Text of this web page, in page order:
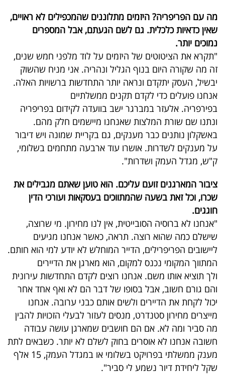
מה עם הפריפריה? היזמים מתלוננים שהמכפילים לא ראויים,
שאין כדאיות כלכלית. גם לשם הגעתם, אבל המספרים
נמוכים יותר.
"תקרא את הציטוטים של היזמים על לוד מלפני חמש שנים,
זה מה שקורה היום בנוף הגליל ונהריה. אני מניח שהשוק
יבשיל, העסק יתקדם ונראה יותר התחדשות ברשויות האלה.
אנחנו פועלים כדי לקדם תקנים ממשלתיים
בפירפריה. אלעזר במברגר ישב בוועדה לקידום בפריפריה
ונתנו שם שורת המלצות שאנחנו מיישמים חלק מהם.
באשקלון נותנים כבר מענקים, גם בקריית שמונה ויש דיבור
על מענקים לשדרות. אושרו עוד ארבעה מתחמים בשלומי,
ק"ש, מגדל העמק ושדרות".
ציבור המארגנים זועם עליכם. הוא טוען שאתם מגבילים את
שכרו, וכל זאת בשעה שהמתווכים בעסקאות ועורכי הדין
חוגגים.
"אנחנו לא ברוסיה הסובייטית, אין לנו מחירון. מי שרוצה,
שישלם כמה שהוא רוצה. תראה, כאשר אנחנו מגיעים
ליישובים הפריפרילים, הדייר המוחלש לא יודע למי הוא חותם.
המתווך המקומי נכנס למקום, הוא מארגן את הדיירים
ולך תוציא אותו משם. אנחנו רוצים לקדם התחדשות עירונית
והם גורם חשוב, אבל בסופו של דבר הם לא ואף אחד אחר
יכול לקחת את הדיירים ולשים אותם כבני ערובה. אנחנו
מייצרים מחירון סטנדרט, מנסים לעזור לבעלי הזכויות להבין
מה סביר ומה לא. אם הם חושבים שמארגן עושה עבודה
חשובה אנחנו לא אוסרים בחוק לשלם לא יותר. כשבאים לתת
מענק ממשלתי בפרויקט בשלומי או במגדל העמק, 15 אלף
שקל ליחידת דיור נשמע לי סביר".